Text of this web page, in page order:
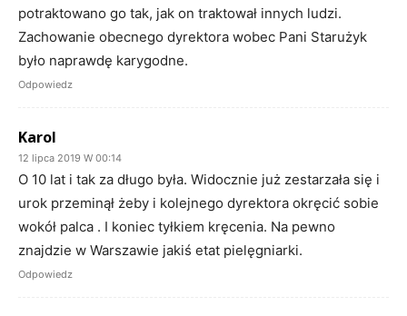
potraktowano go tak, jak on traktował innych ludzi.
Zachowanie obecnego dyrektora wobec Pani Starużyk
było naprawdę karygodne.
Odpowiedz
Karol
12 lipca 2019 W 00:14
O 10 lat i tak za długo była. Widocznie już zestarzała się i
urok przeminął żeby i kolejnego dyrektora okręcić sobie
wokół palca . I koniec tyłkiem kręcenia. Na pewno
znajdzie w Warszawie jakiś etat pielęgniarki.
Odpowiedz